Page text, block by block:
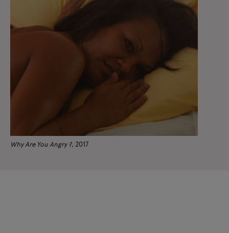
Why Are You Angry ?, 2017